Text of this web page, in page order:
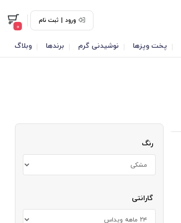
ورود | ثبت نام
0
پخت وپزها نوشیدنی گرم برندها وبلاگ
رنگ
گارانتی